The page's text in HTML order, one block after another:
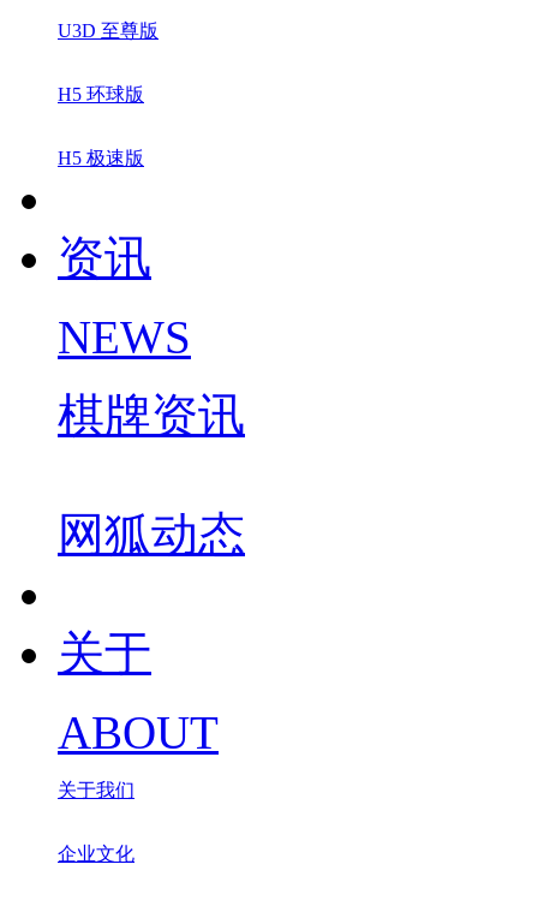
U3D 至尊版
H5 环球版
H5 极速版
资讯
NEWS
棋牌资讯
网狐动态
关于
ABOUT
关于我们
企业文化